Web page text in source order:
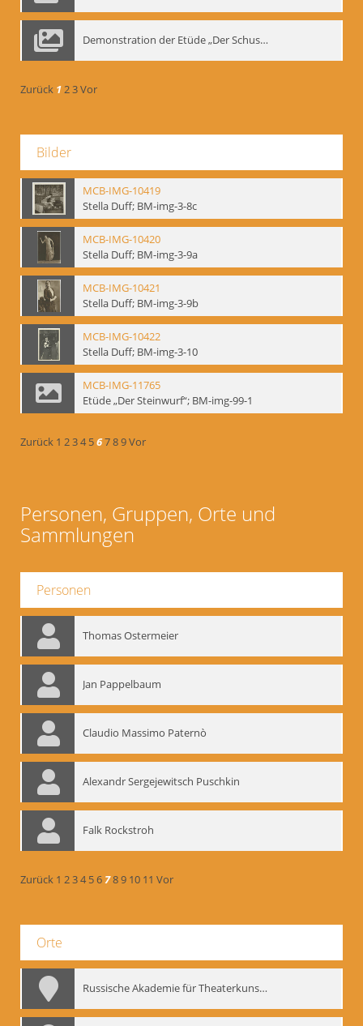
Demonstration der Etüde „Der Schuss mit dem Bogen“ durch Gennadij Nikolajewitsch Bogdanow, Berlin 1991
Zurück 123Vor
Bilder
MCB-IMG-10419
Stella Duff; BM-img-3-8c
MCB-IMG-10420
Stella Duff; BM-img-3-9a
MCB-IMG-10421
Stella Duff; BM-img-3-9b
MCB-IMG-10422
Stella Duff; BM-img-3-10
MCB-IMG-11765
Etüde „Der Steinwurf“; BM-img-99-1
Zurück 1 234 56789Vor
Personen, Gruppen, Orte und
Sammlungen
Personen
Thomas Ostermeier
Jan Pappelbaum
Claudio Massimo Paternò
Alexandr Sergejewitsch Puschkin
Falk Rockstroh
Zurück 1 234 56789 10 11 Vor
Orte
Russische Akademie für Theaterkunst – GITIS